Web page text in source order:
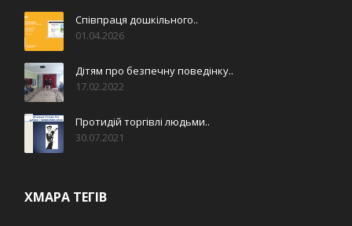
Співпраця дошкільного..
01.04.2026
Дітям про безпечну поведінку..
17.02.2022
Протидій торгівлі людьми..
30.07.2021
ХМАРА ТЕГІВ